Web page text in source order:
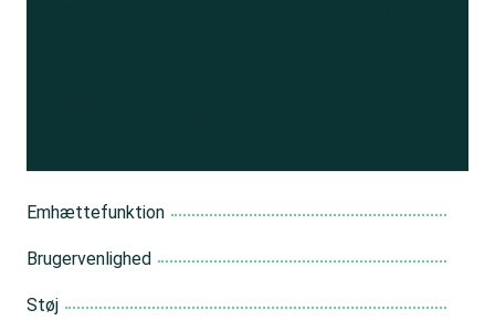
Emhættefunktion
Brugervenlighed
Støj